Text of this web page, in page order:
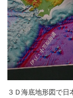
３Ｄ海底地形図で